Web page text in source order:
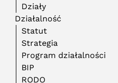
Działy
Działalność
Statut
Strategia
Program działalności
BIP
RODO